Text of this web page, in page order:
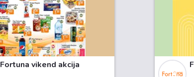
Fortuna vikend akcija